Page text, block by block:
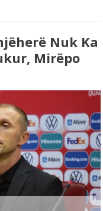
Nuk Ka
Mirëpo